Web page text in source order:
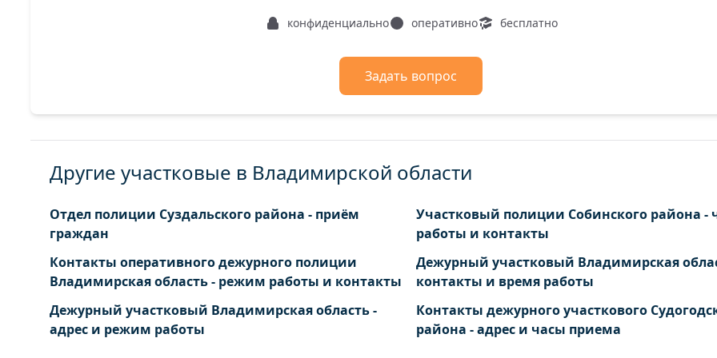
конфиденциально оперативно бесплатно
Задать вопрос
Другие участковые в Владимирской области
Отдел полиции Суздальского района - приём
граждан
Участковый полиции Собинского района -
работы и контакты
Контакты оперативного дежурного полиции
Владимирская область - режим работы и контакты
Дежурный участковый Владимирская
контакты и время работы
Дежурный участковый Владимирская область -
адрес и режим работы
Контакты дежурного участкового
района - адрес и часы приема